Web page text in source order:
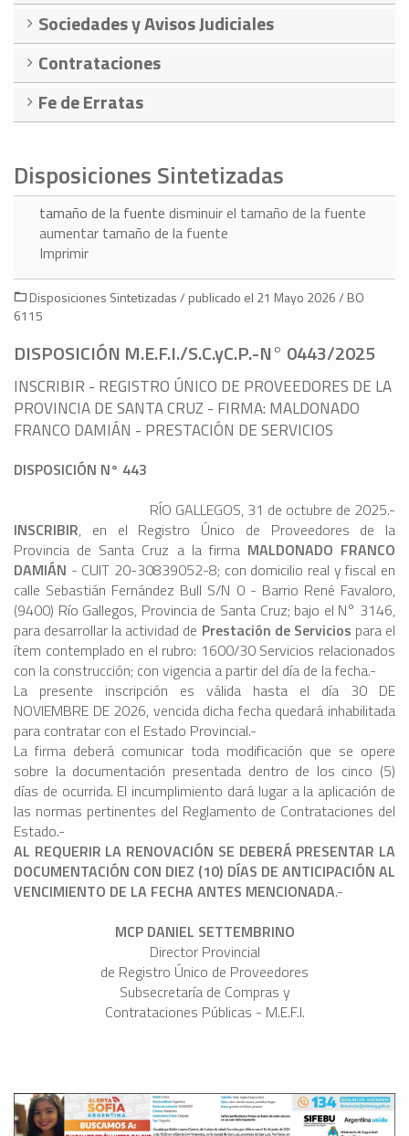
Sociedades y Avisos Judiciales
Contrataciones
Fe de Erratas
Disposiciones Sintetizadas
tamaño de la fuente disminuir el tamaño de la fuente
aumentar tamaño de la fuente
Imprimir
Disposiciones Sintetizadas / publicado el 21 Mayo 2026 / BO
6115
DISPOSICIÓN M.E.F.I./S.C.yC.P.-N° 0443/2025
INSCRIBIR - REGISTRO ÚNICO DE PROVEEDORES DE LA
PROVINCIA DE SANTA CRUZ - FIRMA: MALDONADO
FRANCO DAMIÁN - PRESTACIÓN DE SERVICIOS
DISPOSICIÓN N° 443
RÍO GALLEGOS, 31 de octubre de 2025.-
INSCRIBIR, en el Registro Único de Proveedores de la
Provincia de Santa Cruz a la firma MALDONADO FRANCO
DAMIÁN - CUIT 20-30839052-8; con domicilio real y fiscal en
calle Sebastián Fernández Bull S/N 0 - Barrio René Favaloro,
(9400) Río Gallegos, Provincia de Santa Cruz; bajo el N° 3146,
para desarrollar la actividad de Prestación de Servicios para el
ítem contemplado en el rubro: 1600/30 Servicios relacionados
con la construcción; con vigencia a partir del día de la fecha.-
La presente inscripción es válida hasta el día 30 DE
NOVIEMBRE DE 2026, vencida dicha fecha quedará inhabilitada
para contratar con el Estado Provincial.-
La firma deberá comunicar toda modificación que se opere
sobre la documentación presentada dentro de los cinco (5)
días de ocurrida. El incumplimiento dará lugar a la aplicación de
las normas pertinentes del Reglamento de Contrataciones del
Estado.-
AL REQUERIR LA RENOVACIÓN SE DEBERÁ PRESENTAR LA
DOCUMENTACIÓN CON DIEZ (10) DÍAS DE ANTICIPACIÓN AL
VENCIMIENTO DE LA FECHA ANTES MENCIONADA.-
MCP DANIEL SETTEMBRINO
Director Provincial
de Registro Único de Proveedores
Subsecretaría de Compras y
Contrataciones Públicas - M.E.F.I.